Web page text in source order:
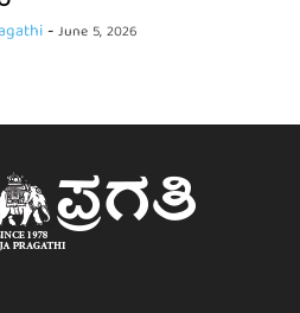
-June 5, 2026